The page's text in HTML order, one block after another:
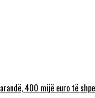
400 mijë euro të